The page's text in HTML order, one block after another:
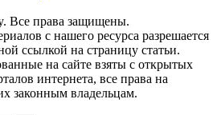
Все права защищены.
с нашего ресурса разрешается
ссылкой на страницу статьи.
на сайте взяты с открытых
интернета, все права на
законным владельцам.